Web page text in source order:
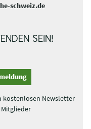
schweiz.de
SEIN!
kostenlosen Newsletter